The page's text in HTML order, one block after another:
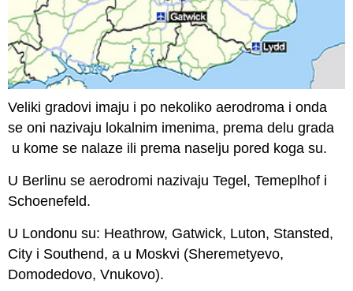
Veliki gradovi imaju i po nekoliko aerodroma i onda
se oni nazivaju lokalnim imenima, prema delu grada
u kome se nalaze ili prema naselju pored koga su.
U Berlinu se aerodromi nazivaju Tegel, Temeplhof i
Schoenefeld.
U Londonu su: Heathrow, Gatwick, Luton, Stansted,
City i Southend, a u Moskvi (Sheremetyevo,
Domodedovo, Vnukovo).